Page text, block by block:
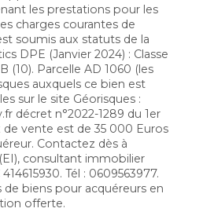
les prestations pour les
charges courantes de
soumis aux statuts de la
DPE (Janvier 2024) : Classe
(10). Parcelle AD 1060 (les
auxquels ce bien est
sur le site Géorisques :
décret n°2022-1289 du 1er
vente est de 35 000 Euros
Contactez dès à
consultant immobilier
Tél : 0609563977.
biens pour acquéreurs en
offerte.